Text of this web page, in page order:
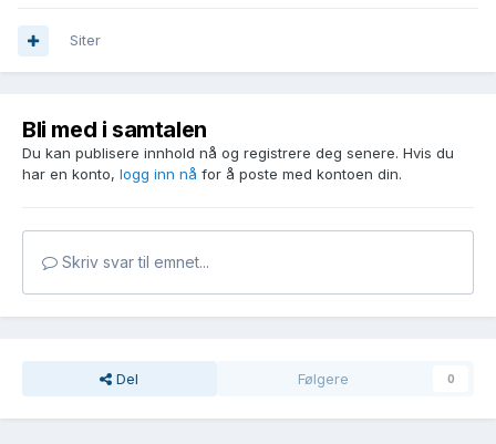
Siter
Bli med i samtalen
Du kan publisere innhold nå og registrere deg senere. Hvis du
har en konto, logg inn nå for å poste med kontoen din.
Skriv svar til emnet...
Del Følgere 0